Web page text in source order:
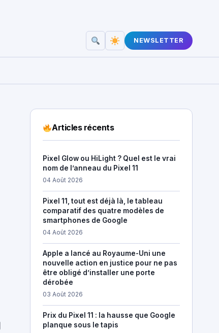
NEWSLETTER
Articles récents
Pixel Glow ou HiLight ? Quel est le vrai
nom de l’anneau du Pixel 11
04 Août 2026
Pixel 11, tout est déjà là, le tableau
comparatif des quatre modèles de
smartphones de Google
04 Août 2026
Apple a lancé au Royaume-Uni une
nouvelle action en justice pour ne pas
être obligé d’installer une porte
dérobée
03 Août 2026
Prix du Pixel 11 : la hausse que Google
planque sous le tapis